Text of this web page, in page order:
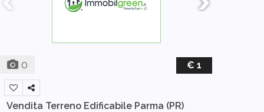
0 € 1
Vendita Terreno Edificabile Parma (PR)